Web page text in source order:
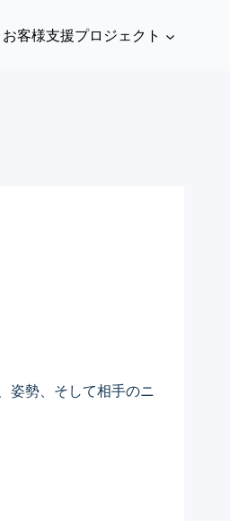
お客様支援プロジェクト
姿勢、そして相手のニ